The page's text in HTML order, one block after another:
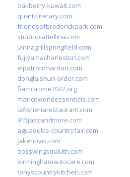
oakberry-kuwait.com
quartzliterary.com
friendsofbroderickpark.com
studiopiattellina.com
jannagrillspringfield.com
fujiyamacharleston.com
elpatronchardon.com
donglaishun-order.com
fiamc-rome2022.org
mariceworldessentials.com
lafisheriarestaurant.com
915jazzandmore.com
aguadulce-countryfair.com
jakehovis.com
bosswingsduluth.com
birminghamautocare.com
tonyscountrykitchen.com